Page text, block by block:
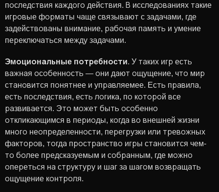
последствия каждого действия. В исследованиях такие
игровые форматы чаще связывают с задачами, где
задействованы внимание, рабочая память и умение
переключаться между задачами.
Эмоциональные потребности. У таких игр есть
важная особенность — они дают ощущение, что мир
становится понятнее и управляемее. Есть правила,
есть последствия, есть логика, по которой все
развивается. Это может быть особенно
откликающимся в периоды, когда во внешней жизни
много неопределенности, перегрузки или тревожных
факторов, тогда пространство игры становится чем-
то более предсказуемым и собранным, где можно
опереться на структуру и шаг за шагом возвращать
ощущение контроля.